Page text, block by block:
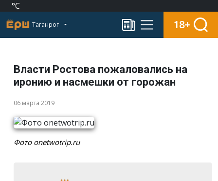
°C
Таганрог 18+
Власти Ростова пожаловались на
иронию и насмешки от горожан
06 марта 2019
Фото onetwotrip.ru